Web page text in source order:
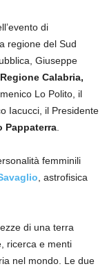
di
regione del Sud
Giuseppe
Calabria,
Lo Polito, il
Iacucci, il Presidente
Pappaterra
femminili
, astrofisica
di una terra
ricerca e menti
nel mondo. Le due